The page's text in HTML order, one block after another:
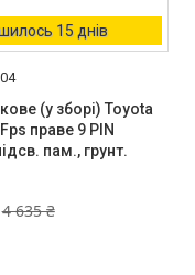
15 днів
(у зборі) Toyota
праве 9 PIN
пам., грунт.
4 635 ₴